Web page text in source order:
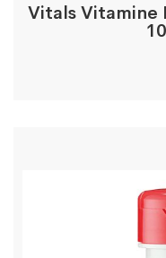
Vitals Vitamine